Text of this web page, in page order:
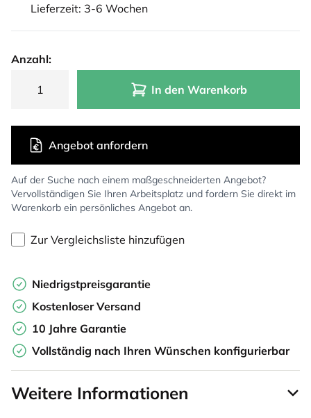
Lieferzeit: 3-6 Wochen
Anzahl:
In den Warenkorb
Auf der Suche nach einem maßgeschneiderten Angebot?
Vervollständigen Sie Ihren Arbeitsplatz und fordern Sie direkt im
Warenkorb ein persönliches Angebot an.
Angebot anfordern
Zur Vergleichsliste hinzufügen
Niedrigstpreisgarantie
Kostenloser Versand
10 Jahre Garantie
Vollständig nach Ihren Wünschen konfigurierbar
Weitere Informationen